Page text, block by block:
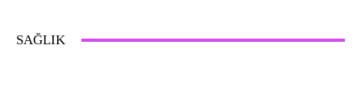
SAĞLIK